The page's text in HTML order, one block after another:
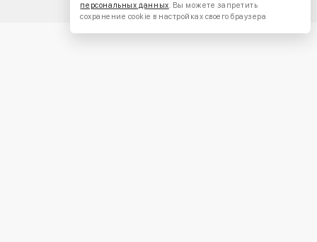
персональных данных. Вы можете запретить
сохранение cookie в настройках своего браузера